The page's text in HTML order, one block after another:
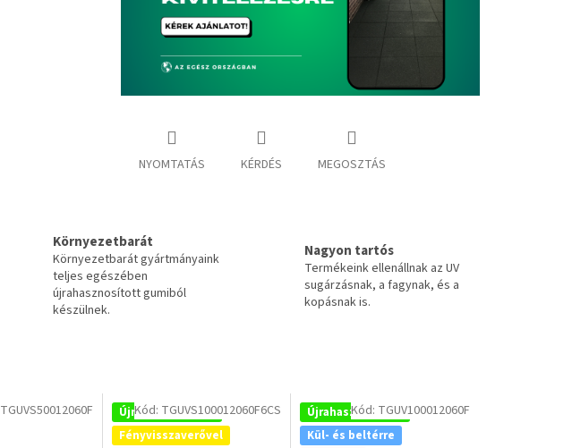
NYOMTATÁS KÉRDÉS MEGOSZTÁS
Környezetbarát
Környezetbarát gyártmányaink
teljes egészében
újrahasznosított gumiból
készülnek.
Nagyon tartós
Termékeink ellenállnak az UV
sugárzásnak, a fagynak, és a
kopásnak is.
TGUVS50012060F
Újrahasznosított
Fényvisszaverővel
Kód: TGUVS100012060F6CS
Újrahasznosított
Kül- és beltérre
Kód: TGUV100012060F